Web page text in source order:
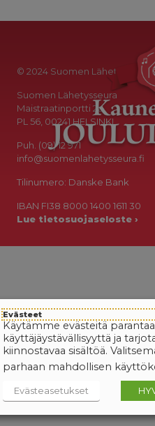
© 2024 Suomen Lähetysseura
Suomen Lähetysseura
Maistraatinportti 2a
PL 56, 00241 HELSINKI
Puh. (09) 12 971
info@suomenlahetysseura.fi
Tilinumero: Danske Bank
IBAN FI38 8000 1400 1611 30
Lue tietosuojaseloste ›
Evästeet
Käytämme evästeitä
käyttäjäystävällisyyttä ja
kiinnostavaa sisältöä.
parhaan mahdollisen
Evästeasetukset